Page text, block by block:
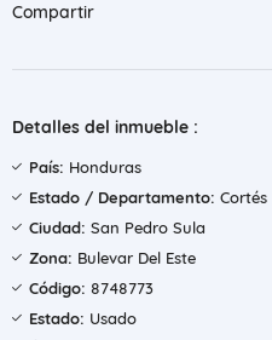
Compartir
Detalles del inmueble :
País: Honduras
Estado / Departamento: Cortés
Ciudad: San Pedro Sula
Zona: Bulevar Del Este
Código: 8748773
Estado: Usado